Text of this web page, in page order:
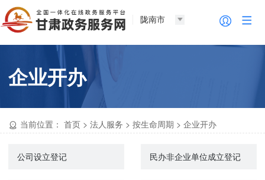
陇南市
企业开办
当前位置： 首页 >法人服务 >按生命周期 >企业开办
公司设立登记 民办非企业单位成立登记